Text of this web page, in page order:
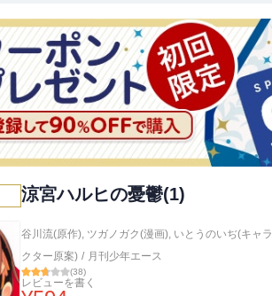
涼宮ハルヒの憂鬱(1)
谷川流(原作), ツガノガク(漫画), いとうのいぢ(キャラ
クター原案) / 月刊少年エース
(38)
レビューを書く